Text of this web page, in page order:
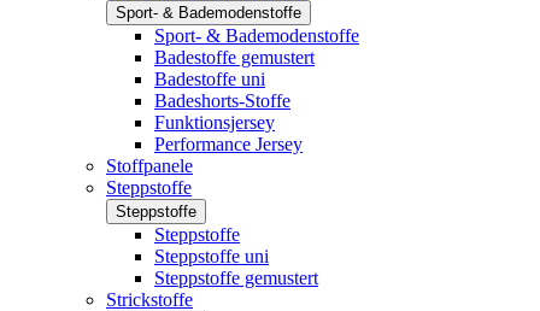
Sport- & Bademodenstoffe
Sport- & Bademodenstoffe
Badestoffe gemustert
Badestoffe uni
Badeshorts-Stoffe
Funktionsjersey
Performance Jersey
Stoffpanele
Steppstoffe
Steppstoffe
Steppstoffe
Steppstoffe uni
Steppstoffe gemustert
Strickstoffe